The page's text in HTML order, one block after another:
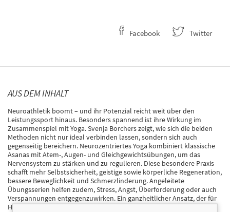
Facebook Twitter
AUS DEM INHALT
Neuroathletik boomt – und ihr Potenzial reicht weit über den
Leistungssport hinaus. Besonders spannend ist ihre Wirkung im
Zusammenspiel mit Yoga. Svenja Borchers zeigt, wie sich die beiden
Methoden nicht nur ideal verbinden lassen, sondern sich auch
gegenseitig bereichern. Neurozentriertes Yoga kombiniert klassische
Asanas mit Atem-, Augen- und Gleichgewichtsübungen, um das
Nervensystem zu stärken und zu regulieren. Diese besondere Praxis
schafft mehr Selbstsicherheit, geistige sowie körperliche Regeneration,
bessere Beweglichkeit und Schmerzlinderung. Angeleitete
Übungsserien helfen zudem, Stress, Angst, Überforderung oder auch
Verspannungen entgegenzuwirken. Ein ganzheitlicher Ansatz, der für
Harmonie zwischen Körper, Gehirn und Geist sorgt!